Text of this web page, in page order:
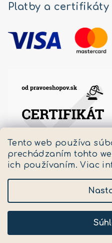
Tento web používa
prechádzaním tohto
ich používaním. Viac
Platby a certifikáty
Copyright 2026Pastello.
Upraviť